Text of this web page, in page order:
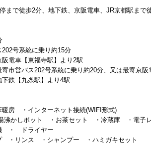
まで徒歩2分、地下鉄、京阪電車、JR京都駅ま
号系統に乗り約15分
電車【東福寺駅】より2駅
市営バス202号系統に乗り約20分、又は最寄京阪
鉄【九条駅】より4駅
房 ・インターネット接続(WIFI形式)
沸かしポット ・お茶セット ・冷蔵庫 ・電
機 ・ ドライヤー
・リンス ・シャンプー ・ハミガキセット